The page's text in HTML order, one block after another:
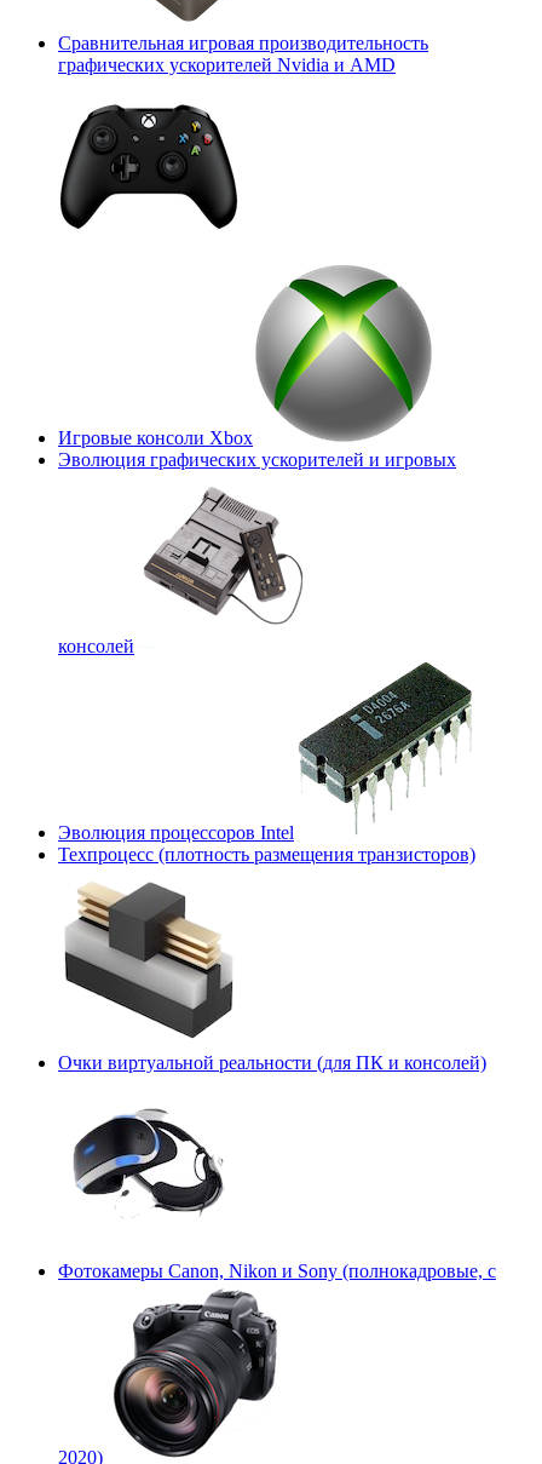
Сравнительная игровая производительность
графических ускорителей Nvidia и AMD
Игровые консоли Xbox
Эволюция графических ускорителей и игровых
консолей
Эволюция процессоров Intel
Техпроцесс (плотность размещения транзисторов)
Очки виртуальной реальности (для ПК и консолей)
Фотокамеры Canon, Nikon и Sony (полнокадровые, с
2020)